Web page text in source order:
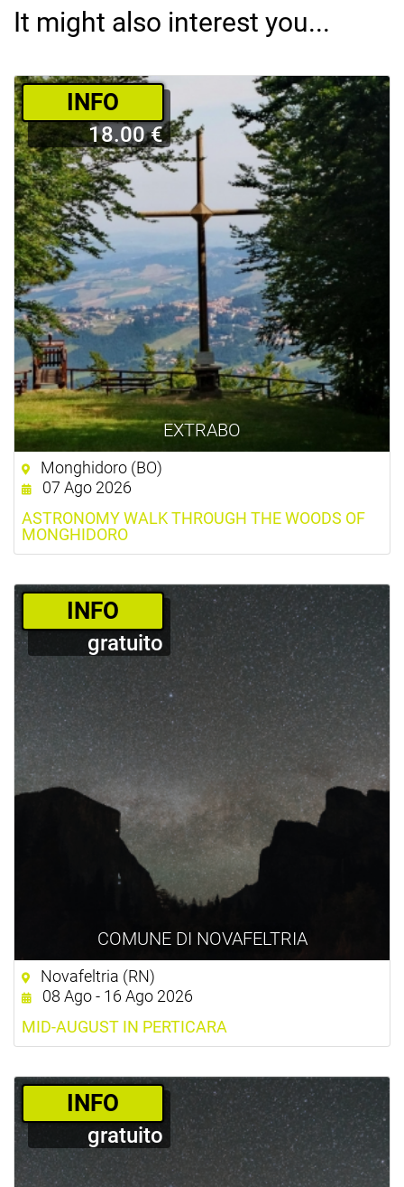
It might also interest you...
EXTRABO
­INFO
18.00 €
Monghidoro (BO)
07 Ago 2026
ASTRONOMY WALK THROUGH THE WOODS OF
MONGHIDORO
COMUNE DI NOVAFELTRIA
­INFO
gratuito
Novafeltria (RN)
08 Ago - 16 Ago 2026
MID-AUGUST IN PERTICARA
­INFO
gratuito